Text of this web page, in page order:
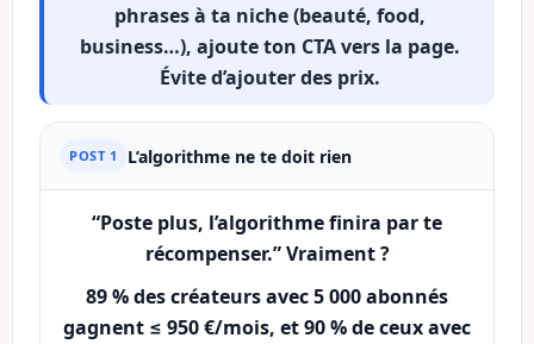
phrases à ta niche (beauté, food,
business…), ajoute ton CTA vers la page.
Évite d’ajouter des prix.
POST 1 L’algorithme ne te doit rien
“Poste plus, l’algorithme finira par te
récompenser.” Vraiment ?
89 %des créateurs avec5 000 abonnés
gagnent ≤ 950 €/mois, et90 %de ceux avec